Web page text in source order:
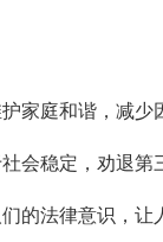
家庭和谐，减少
稳定，劝退第
的法律意识，让